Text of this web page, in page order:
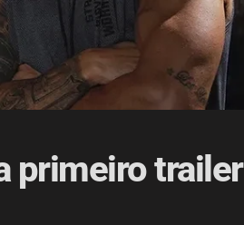
primeiro trailer